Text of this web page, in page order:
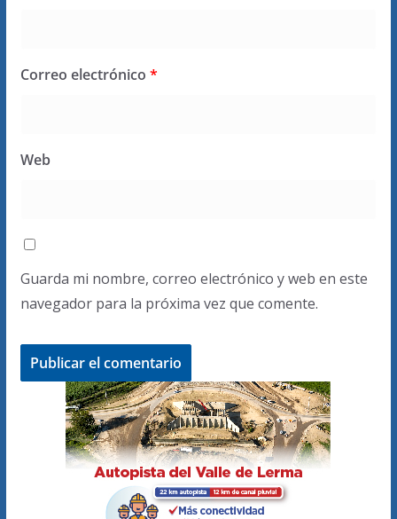
Correo electrónico *
Web
Guarda mi nombre, correo electrónico y web en este
navegador para la próxima vez que comente.